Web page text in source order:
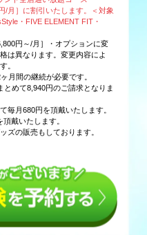
/月］に割引いたします。＜対象
・FIVE ELEMENT FIT・
円～/月］・オプションに変
は異なります。変更内容によ
。
月間の継続が必要です。
めて8,940円のご請求となりま
毎月680円を頂戴いたします。
戴いたします。
ズの販売もしております。